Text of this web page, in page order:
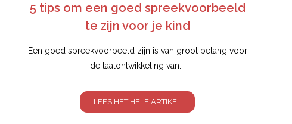
5 tips om een goed spreekvoorbeeld
te zijn voor je kind
Een goed spreekvoorbeeld zijn is van groot belang voor
de taalontwikkeling van...
LEES HET HELE ARTIKEL